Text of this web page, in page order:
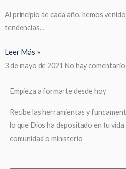
Al principio de cada año, hemos
tendencias…
Leer Más »
3 de mayo de 2021 No hay
Empieza a formarte desde hoy
Recibe las herramientas y
lo que Dios ha depositado en tu
comunidad o ministerio